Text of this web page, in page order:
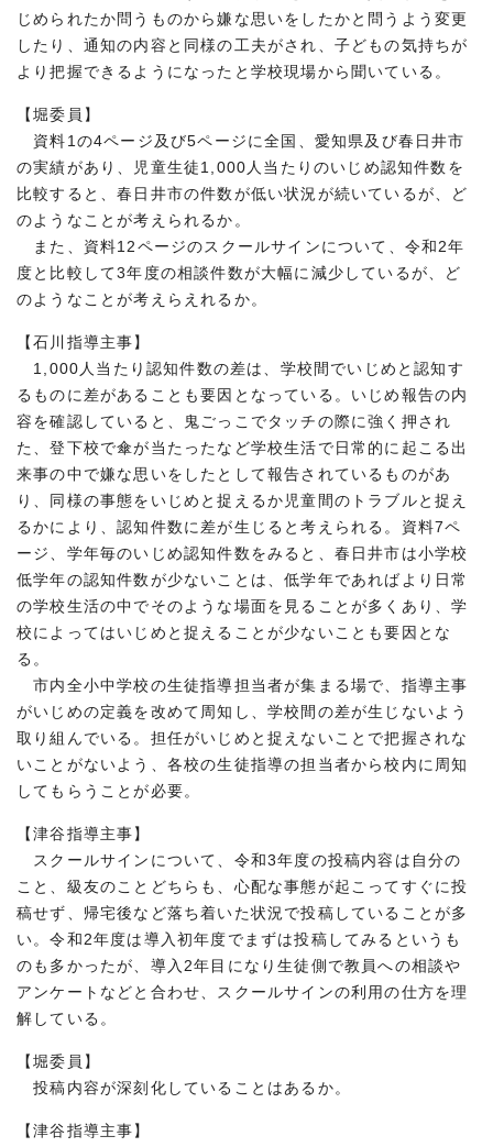
じめられたか問うものから嫌な思いをしたかと問うよう変更
したり、通知の内容と同様の工夫がされ、子どもの気持ちが
より把握できるようになったと学校現場から聞いている。
【堀委員】
資料1の4ページ及び5ページに全国、愛知県及び春日井市
の実績があり、児童生徒1,000人当たりのいじめ認知件数を
比較すると、春日井市の件数が低い状況が続いているが、ど
のようなことが考えられるか。
また、資料12ページのスクールサインについて、令和2年
度と比較して3年度の相談件数が大幅に減少しているが、ど
のようなことが考えらえれるか。
【石川指導主事】
1,000人当たり認知件数の差は、学校間でいじめと認知す
るものに差があることも要因となっている。いじめ報告の内
容を確認していると、鬼ごっこでタッチの際に強く押され
た、登下校で傘が当たったなど学校生活で日常的に起こる出
来事の中で嫌な思いをしたとして報告されているものがあ
り、同様の事態をいじめと捉えるか児童間のトラブルと捉え
るかにより、認知件数に差が生じると考えられる。資料7ペ
ージ、学年毎のいじめ認知件数をみると、春日井市は小学校
低学年の認知件数が少ないことは、低学年であればより日常
の学校生活の中でそのような場面を見ることが多くあり、学
校によってはいじめと捉えることが少ないことも要因とな
る。
市内全小中学校の生徒指導担当者が集まる場で、指導主事
がいじめの定義を改めて周知し、学校間の差が生じないよう
取り組んでいる。担任がいじめと捉えないことで把握されな
いことがないよう、各校の生徒指導の担当者から校内に周知
してもらうことが必要。
【津谷指導主事】
スクールサインについて、令和3年度の投稿内容は自分の
こと、級友のことどちらも、心配な事態が起こってすぐに投
稿せず、帰宅後など落ち着いた状況で投稿していることが多
い。令和2年度は導入初年度でまずは投稿してみるというも
のも多かったが、導入2年目になり生徒側で教員への相談や
アンケートなどと合わせ、スクールサインの利用の仕方を理
解している。
【堀委員】
投稿内容が深刻化していることはあるか。
【津谷指導主事】